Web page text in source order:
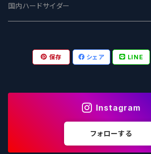
志賀高原ビール - SIGAKOGEN
箕面ビール - MINOH BEER
サンクトガーレン - Sankt Gallen
ウェストコーストブルーイング -WCB
FirestoneWalker ファイアストーン
Mikkeller ミッケラー
Hop Nation ホップネーション
Brewski ブリュースキー
The Flying Inn / ザ フライイング イン
Lambiek Fabriek - ファブリーク
Marble / マーブル
Buxton - バクストン
TAIHU - タイフー
Behemoth - ベヒーモス
CO-CONSPIRATORS コ・コンスピレータ
Deep Creek Brewing Co.
8 Wired エイトワイアード
Isthmus イスムス
Westbrook ウェストブルック
Strathcona ストラスコナ
ODIN BREWING オディン
Electric Bicycle エレクトリックバイシクル
Karmeliten カーメリテン
Früh フリュー
Plank プランク
Tucher トゥーハー
国内ハードサイダー
保存 シェア LINE
Instagram
フォローする